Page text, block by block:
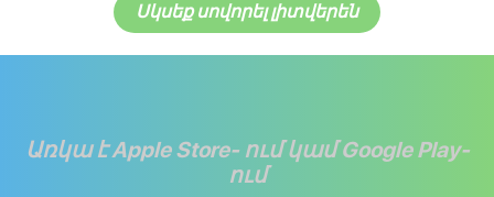
Սկսեք սովորել լիտվերեն
Առկա է Apple Store- ում կամ Google Play-
ում